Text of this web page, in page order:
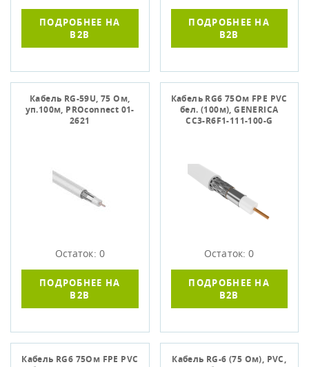
ПОДРОБНЕЕ НА
B2B
ПОДРОБНЕЕ НА
B2B
Кабель RG-59U, 75 Ом,
уп.100м, PROconnect 01-
2621
Остаток: 0
ПОДРОБНЕЕ НА
B2B
Кабель RG6 75Ом FPE PVC
бел. (100м), GENERICA
CC3-R6F1-111-100-G
Остаток: 0
ПОДРОБНЕЕ НА
B2B
Кабель RG6 75Ом FPE PVC
Кабель RG-6 (75 Ом), PVC,